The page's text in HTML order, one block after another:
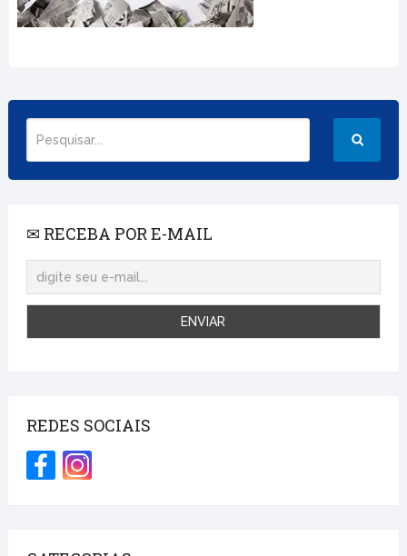
✉ RECEBA POR E-MAIL
REDES SOCIAIS